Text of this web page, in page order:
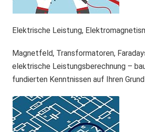
Elektrische Leistung,
Magnetfeld, Transformatoren,
elektrische Leistungsberechnung –
fundierten Kenntnissen auf Ihren